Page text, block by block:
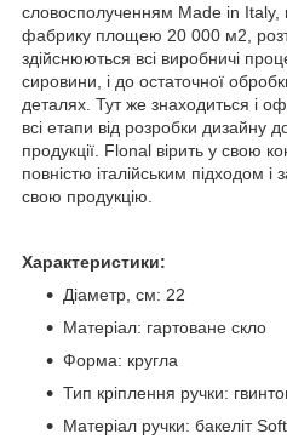
словосполученням Made in Italy,
фабрику площею 20 000 м2,
здійснюються всі виробничі
сировини, і до остаточної
деталях. Тут же знаходиться і
всі етапи від розробки дизайну
продукції. Flonal вірить у свою
повністю італійським підходом і
свою продукцію.
Характеристики:
Діаметр, см: 22
Матеріал: гартоване скло
Форма: кругла
Тип кріплення ручки:
Матеріал ручки: бакеліт